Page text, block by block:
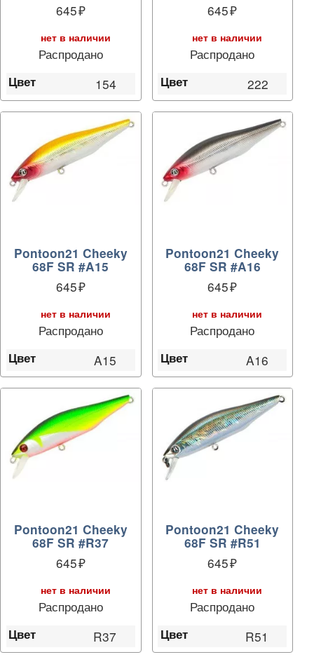
645
нет в наличии
Распродано
Цвет 154
645
нет в наличии
Распродано
Цвет 222
Pontoon21 Cheeky
68F SR #A15
645
нет в наличии
Распродано
Цвет A15
Pontoon21 Cheeky
68F SR #A16
645
нет в наличии
Распродано
Цвет A16
Pontoon21 Cheeky
68F SR #R37
645
нет в наличии
Распродано
Цвет R37
Pontoon21 Cheeky
68F SR #R51
645
нет в наличии
Распродано
Цвет R51